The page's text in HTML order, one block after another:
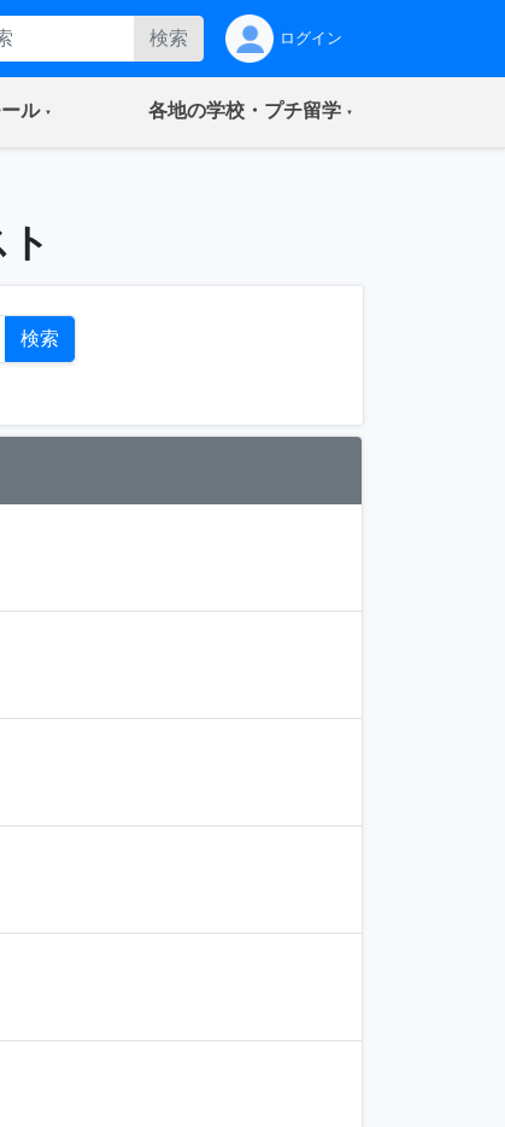
検索 ログイン
ル(current) 各地の学校・プチ留学(current)
検索